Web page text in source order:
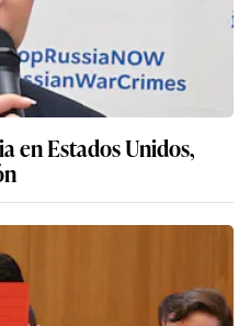
en Estados Unidos,